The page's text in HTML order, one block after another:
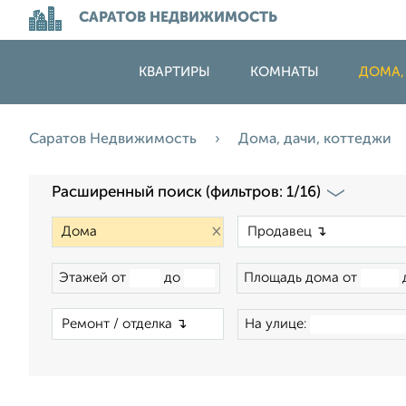
САРАТОВ НЕДВИЖИМОСТЬ
КВАРТИРЫ КОМНАТЫ ДОМА,
Саратов Недвижимость Дома, дачи, коттеджи
Расширенный поиск (фильтров: 1/16)
×
Этажей от до Площадь дома от
На улице: